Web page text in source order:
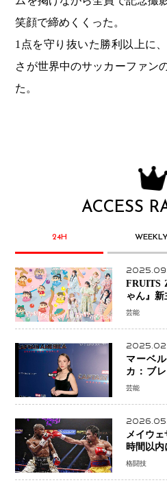
笑顔で締めくくった。
1点を守り抜いた勝利以上に
さが世界中のサッカーファン
た。
ACCESS
24H WEEKLY
FRUITS
ゃん』新
芸能
マーベ
カ：ブ
新ブラッ
芸能
メイウ
時間以
ョンか混
格闘技